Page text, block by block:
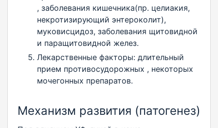
, заболевания кишечника(пр. целиакия,
некротизирующий энтероколит),
муковисцидоз, заболевания щитовидной
и паращитовидной желез.
Лекарственные факторы: длительный
прием противосудорожных , некоторых
мочегонных препаратов.
Механизм развития (патогенез)